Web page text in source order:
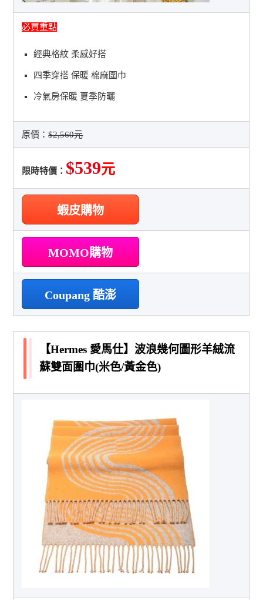
必買重點
經典格紋 柔感好搭
四季穿搭 保暖 棉麻圍巾
冷氣房保暖 夏季防曬
原價：$2,560元
限時特價： $539元
蝦皮購物
MOMO購物
Coupang 酷澎
【Hermes 愛馬仕】波浪幾何圖形羊絨流
蘇雙面圍巾(米色/黃金色)